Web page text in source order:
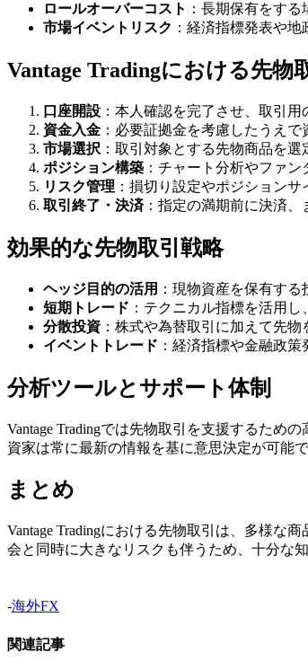
ロールオーバーコスト ：長期保有をす
市場イベントリスク ：経済指標発表や
Vantage Tradingにおける先物
口座開設 ：本人確認を完了させ、取引用
資金入金 ：必要証拠金を考慮したうえで
市場選択 ：取引対象とする先物商品を選
ポジション構築 ：チャート分析やファ
リスク管理 ：損切り設定やポジション
取引終了・決済：指定の満期前に決済、
効果的な先物取引戦略
ヘッジ目的の活用 ：現物資産を保有す
短期トレード ：テクニカル指標を活用
分散投資 ：株式や為替取引に加えて先
イベントトレード ：経済指標や金融政
分析ツールとサポート体制
Vantage Tradingでは先物取引を支援するため
資家は常に最新の情報を基に意思決定が可能
まとめ
Vantage Tradingにおける先物取引は、多様な
会と同時に大きなリスクも伴うため、十分な
-海外FX
関連記事